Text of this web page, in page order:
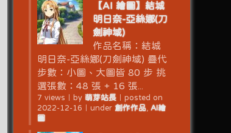
【AI 繪圖】結城
明日奈-亞絲娜(刀
劍神域)
作品名稱：結城
明日奈-亞絲娜(刀劍神域) 疊代
步數：小圖、大圖皆 80 步 挑
選張數：48 張 + 16 張...
7 views by 萌芽站長｜ posted on
2022-12-16
under 創作作品, AI繪
圖